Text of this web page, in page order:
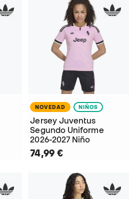
NOVEDAD NIÑOS
Jersey Juventus
Segundo Uniforme
2026-2027 Niño
74,99 €